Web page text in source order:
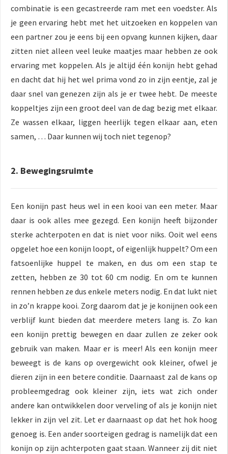
combinatie is een gecastreerde ram met een voedster. Als
je geen ervaring hebt met het uitzoeken en koppelen van
een partner zou je eens bij een opvang kunnen kijken, daar
zitten niet alleen veel leuke maatjes maar hebben ze ook
ervaring met koppelen. Als je altijd één konijn hebt gehad
en dacht dat hij het wel prima vond zo in zijn eentje, zal je
daar snel van genezen zijn als je er twee hebt. De meeste
koppeltjes zijn een groot deel van de dag bezig met elkaar.
Ze wassen elkaar, liggen heerlijk tegen elkaar aan, eten
samen, … Daar kunnen wij toch niet tegenop?
2. Bewegingsruimte
Een konijn past heus wel in een kooi van een meter. Maar
daar is ook alles mee gezegd. Een konijn heeft bijzonder
sterke achterpoten en dat is niet voor niks. Ooit wel eens
opgelet hoe een konijn loopt, of eigenlijk huppelt? Om een
fatsoenlijke huppel te maken, en dus om een stap te
zetten, hebben ze 30 tot 60 cm nodig. En om te kunnen
rennen hebben ze dus enkele meters nodig. En dat lukt niet
in zo’n krappe kooi. Zorg daarom dat je je konijnen ook een
verblijf kunt bieden dat meerdere meters lang is. Zo kan
een konijn prettig bewegen en daar zullen ze zeker ook
gebruik van maken. Maar er is meer! Als een konijn meer
beweegt is de kans op overgewicht ook kleiner, ofwel je
dieren zijn in een betere conditie. Daarnaast zal de kans op
probleemgedrag ook kleiner zijn, iets wat zich onder
andere kan ontwikkelen door verveling of als je konijn niet
lekker in zijn vel zit. Let er daarnaast op dat het hok hoog
genoeg is. Een ander soorteigen gedrag is namelijk dat een
konijn op zijn achterpoten gaat staan. Wanneer zij dit niet